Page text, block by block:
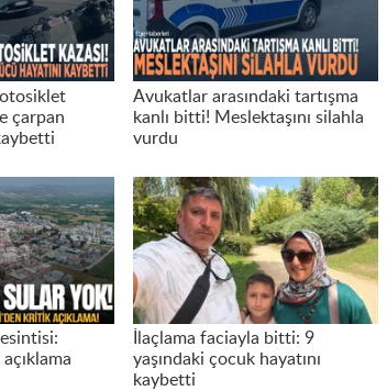
çarpan
Avukatlar arasındaki tartışma
kanlı bitti! Meslektaşını silahla
vurdu
İlaçlama faciayla bitti: 9
yaşındaki çocuk hayatını
kaybetti